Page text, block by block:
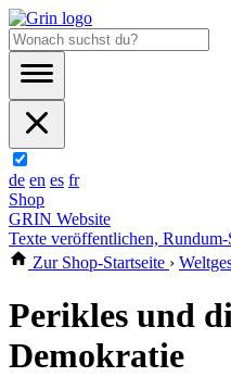
de en es fr
Shop
GRIN Website
Texte veröffentlichen, Rundum-
Zur Shop-Startseite ›
Perikles und
Demokratie